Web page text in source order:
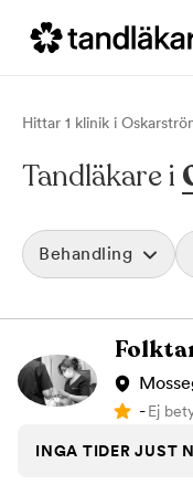
Hittar 1 klinik i
Tandläkare i
Behandling
-Ej
INGA TIDER JUST